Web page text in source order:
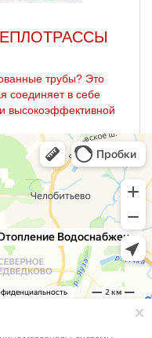
трубы? Это
соединяет в себе
высокоэффективной